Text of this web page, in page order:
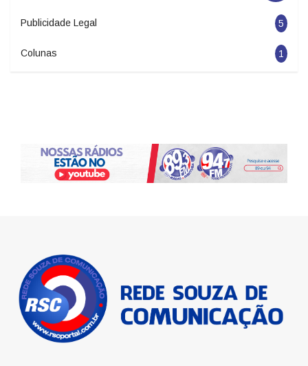
Publicidade Legal 5
Colunas 1